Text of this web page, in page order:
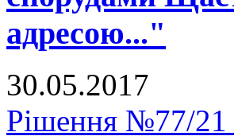
адресою..."
30.05.2017
Рішення №77/21